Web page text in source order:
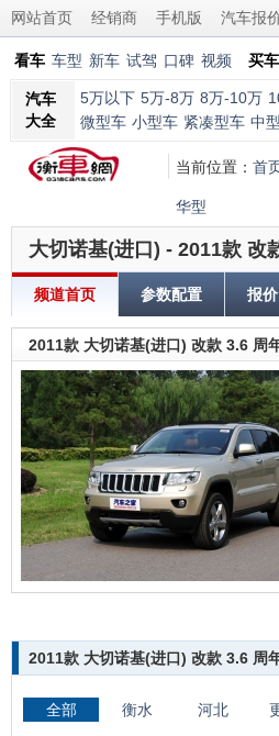
网站首页 经销商 手机版 汽车报
看车 车型 新车 试驾 口碑 视频 买车
汽车
大全
5万以下 5万-8万 8万-10万
微型车 小型车 紧凑型车 中
当前位置： 首
华型
大切诺基(进口) - 2011款 改
频道首页 参数配置 报价
2011款 大切诺基(进口) 改款 3.6 周
版豪华型
2011款 大切诺基(进口) 改款 3.6 周
全部 衡水 河北